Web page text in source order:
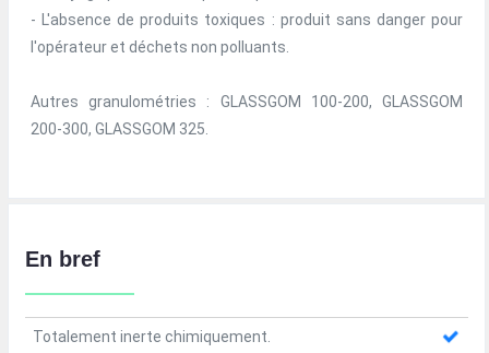
- L'absence de produits toxiques : produit sans danger pour
l'opérateur et déchets non polluants.
Autres granulométries : GLASSGOM 100-200, GLASSGOM
200-300, GLASSGOM 325.
En bref
Totalement inerte chimiquement.